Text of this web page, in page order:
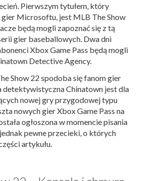
Pierwszym tytułem, który
Microsoftu, jest MLB The Show
będą mogli zapoznać się z tą
gier baseballowych. Dwa dni
Xbox Game Pass będą mogli
Detective Agency.
Show 22 spodoba się fanom gier
detektywistyczna Chinatown jest dla
nowej gry przygodowej typu
nowych gier Xbox Game Pass na
ogłoszona w momencie pisania
pewne przecieki, o których
artykułu.